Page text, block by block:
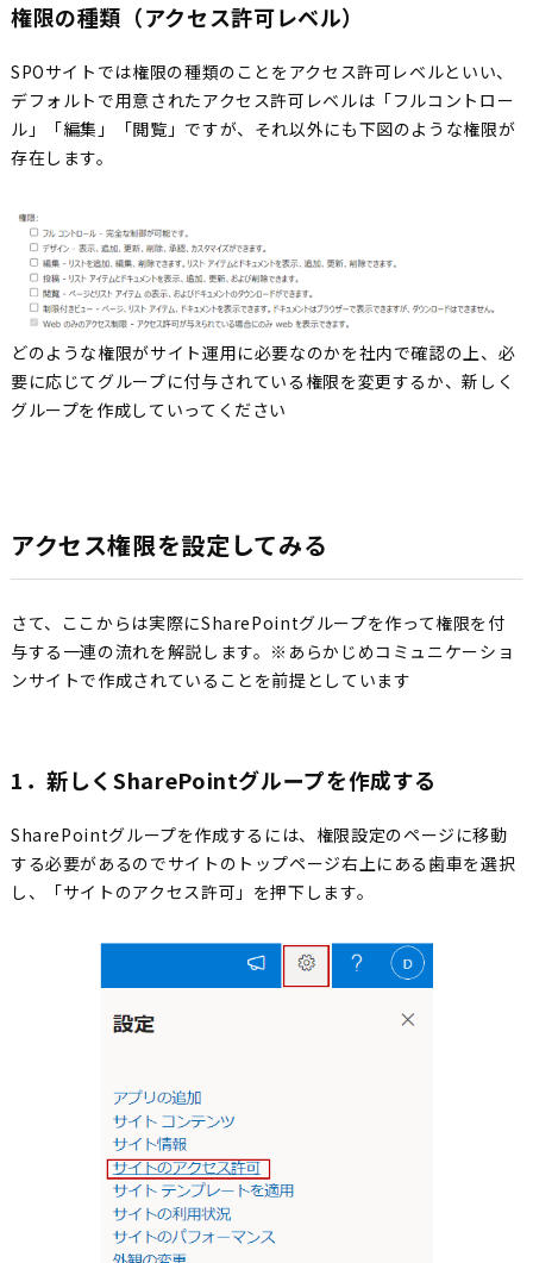
権限の種類（アクセス許可レベル）
SPOサイトでは権限の種類のことをアクセス許可レベルといい、
デフォルトで用意されたアクセス許可レベルは「フルコントロー
ル」「編集」「閲覧」ですが、それ以外にも下図のような権限が
存在します。
どのような権限がサイト運用に必要なのかを社内で確認の上、必
要に応じてグループに付与されている権限を変更するか、新しく
グループを作成していってください
アクセス権限を設定してみる
さて、ここからは実際にSharePointグループを作って権限を付
与する一連の流れを解説します。※あらかじめコミュニケーショ
ンサイトで作成されていることを前提としています
1．新しくSharePointグループを作成する
SharePointグループを作成するには、権限設定のページに移動
する必要があるのでサイトのトップページ右上にある歯車を選択
し、「サイトのアクセス許可」を押下します。